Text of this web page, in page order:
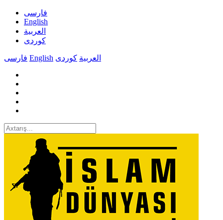
فارسی
English
العربیة
کوردی
فارسی English العربیة کوردی